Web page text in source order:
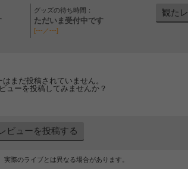
グッズの待ち時間：
ただいま受付中です
[---／---]
観た
はまだ投稿されていません。
ューを投稿してみませんか？
ビューを投稿する
際のライブとは異なる場合があります。